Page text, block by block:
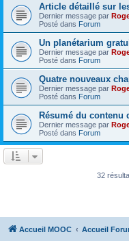
Article détaillé sur
Dernier message par
Posté dans Forum
Un planétarium
Dernier message par
Posté dans Forum
Quatre nouveaux
Dernier message par
Posté dans Forum
Résumé du contenu
Dernier message par
Posté dans Forum
32
Accueil MOOC Accueil